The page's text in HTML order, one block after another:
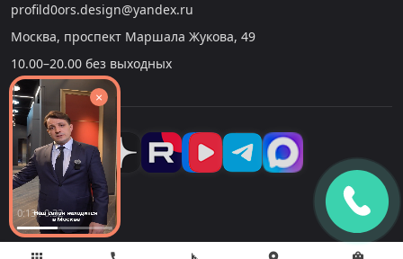
profild0ors.design@yandex.ru
Москва, проспект Маршала Жукова, 49
10.00–20.00 без выходных
0:14 : 0:32
×